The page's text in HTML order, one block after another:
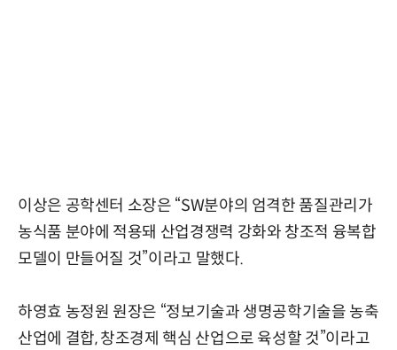
이상은 공학센터 소장은 “SW분야의 엄격한 품질관리가
농식품 분야에 적용돼 산업경쟁력 강화와 창조적 융복합
모델이 만들어질 것”이라고 말했다.
하영효 농정원 원장은 “정보기술과 생명공학기술을 농축
산업에 결합, 창조경제 핵심 산업으로 육성할 것”이라고